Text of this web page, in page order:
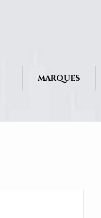
MARQUES